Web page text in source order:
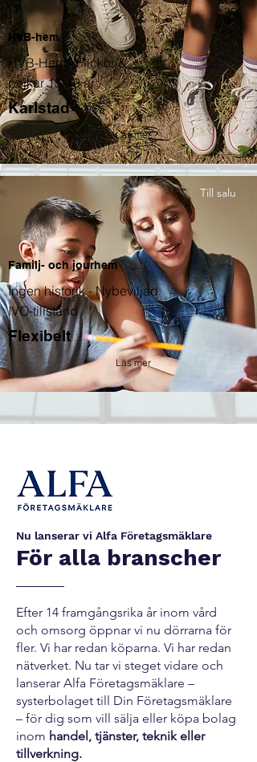
HVB-hem
HVB-Hem - Flickor &
pojkar 15-19 år
Karlstad
Läs mer
Till salu
Familj- och jourhem
Ingen historik - Nybeviljad
IVO-tillstånd
Flexibelt
Läs mer
Nu lanserar vi Alfa Företagsmäklare
För alla branscher
Efter 14 framgångsrika år inom vård
och omsorg öppnar vi nu dörrarna för
fler. Vi har redan köparna. Vi har redan
nätverket. Nu tar vi steget vidare och
lanserar Alfa Företagsmäklare –
systerbolaget till Din Företagsmäklare
– för dig som vill sälja eller köpa bolag
inom handel, tjänster, teknik eller
tillverkning.